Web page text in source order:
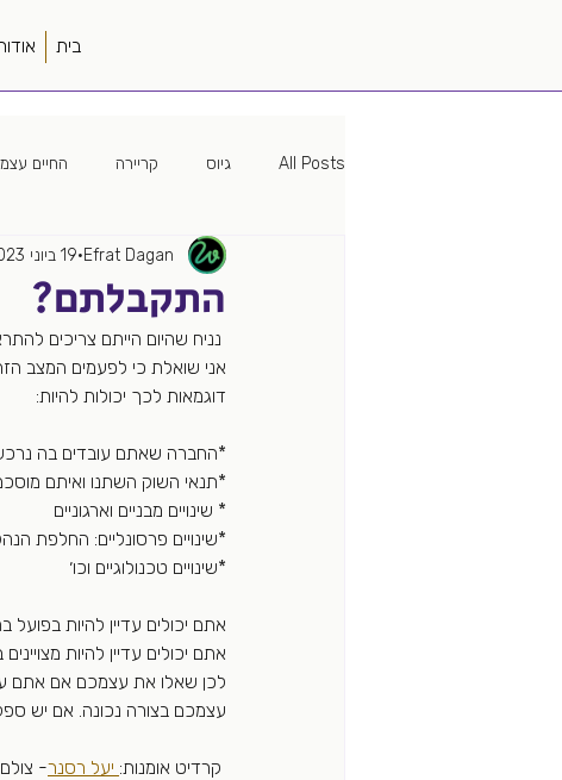
בית
All Posts גיוס קריירה החיים
האישה הטובה פוליטיקה
עבודה
מקורות גיוס מונחה נתונים
התקבלתם?
Efrat Dagan 19 ביוני 2023
אני שואלת כי לפעמים המצב
דוגמאות לכך יכולות להיות:
*החברה שאתם עובדים בה
*תנאי השוק השתנו ואיתם
* שינויים מבניים וארגוניים
*שינויים פרסונליים: החלפת
*שינויים טכנולוגיים וכו׳
אתם יכולים עדיין להיות
אתם יכולים עדיין להיות
לכן שאלו את עצמכם אם אתם
עצמכם בצורה נכונה. אם יש
יעל רסנר-